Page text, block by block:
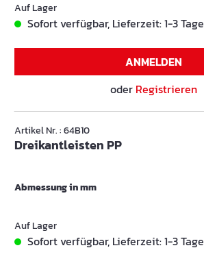
Auf Lager
Sofort verfügbar, Lieferzeit: 1-3 Tage
ANMELDEN
oder Registrieren
Artikel Nr. : 64B10
Dreikantleisten PP
Abmessung in mm
Auf Lager
Sofort verfügbar, Lieferzeit: 1-3 Tage